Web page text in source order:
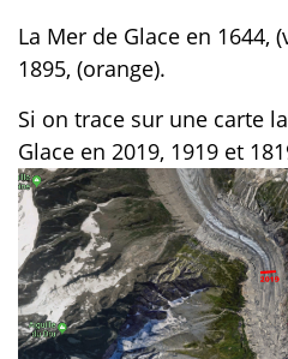
La Mer de Glace en 1644,
1895, (orange).
Si on trace sur une carte
Glace en 2019, 1919 et